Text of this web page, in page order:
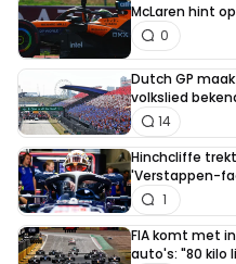
McLaren hint
0
Dutch GP
volkslied
14
Hinchcliffe
'Verstappen-
1
FIA komt met
auto's: "80 kilo